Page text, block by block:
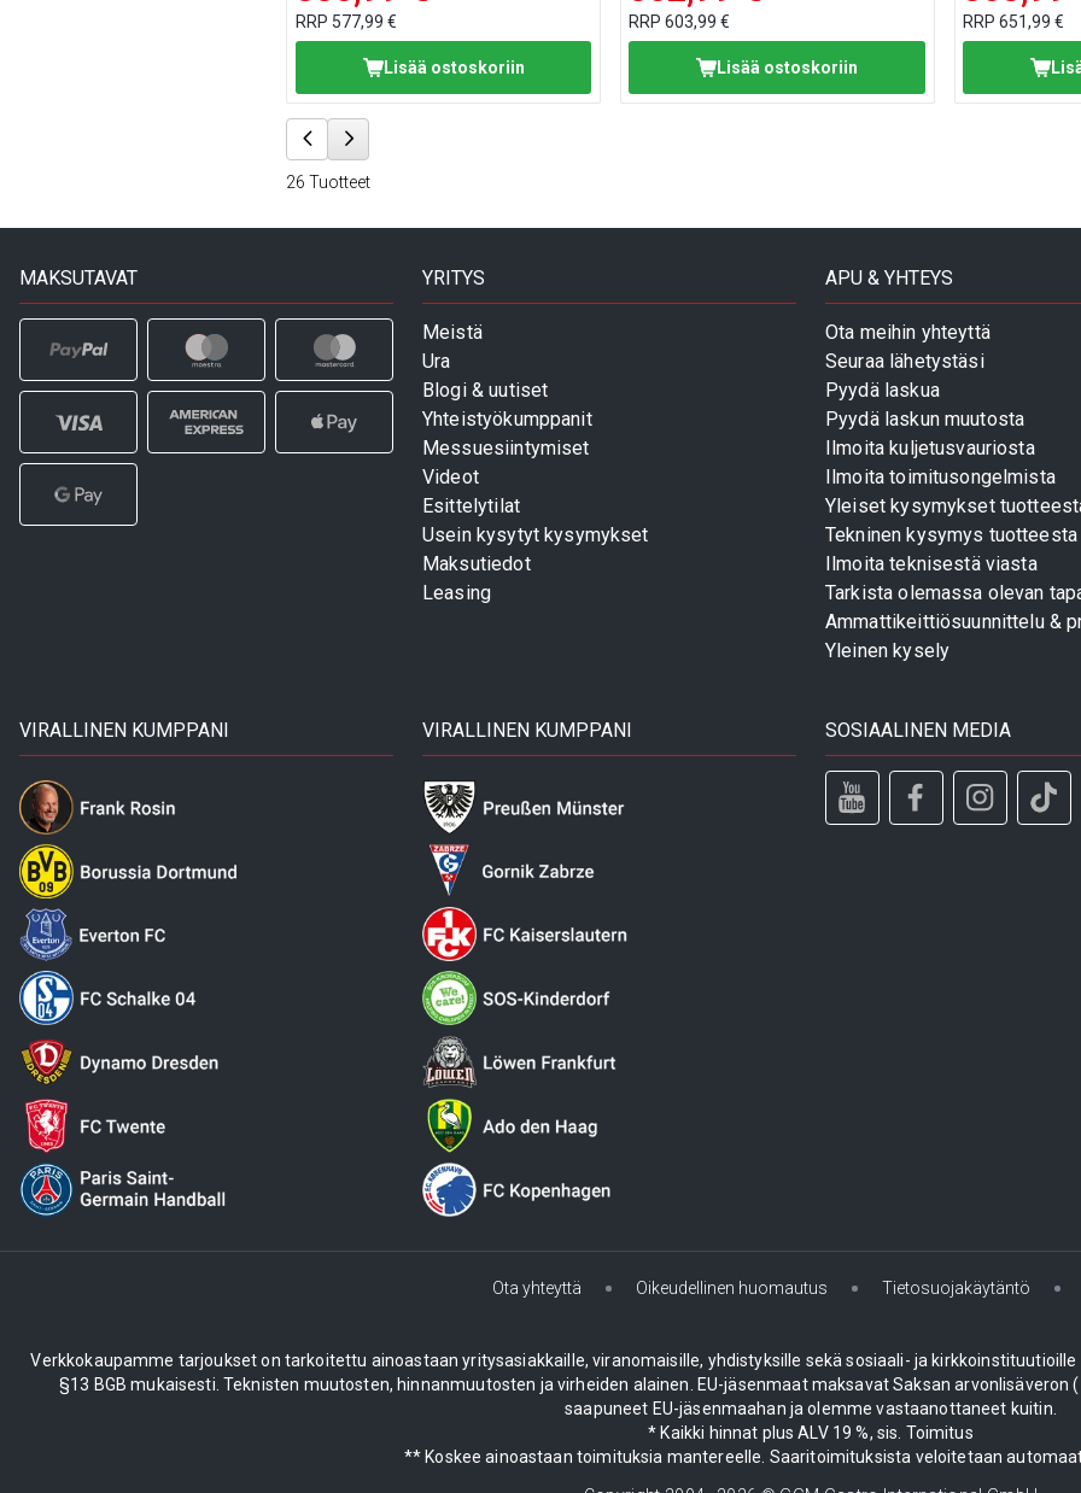
RRP 577,99 €
Lisää ostoskoriin
RRP603,99 €
Lisää ostoskoriin
RRP651,99 €
26 Tuotteet
MAKSUTAVAT YRITYS
Meistä
Ura
Blogi & uutiset
Yhteistyökumppanit
Messuesiintymiset
Videot
Esittelytilat
Usein kysytyt kysymykset
Maksutiedot
Leasing
APU & YHTEYS
Ota meihin yhteyttä
Seuraa lähetystäsi
Pyydä laskua
Pyydä laskun muutosta
Ilmoita kuljetusvauriosta
Ilmoita toimitusongelmista
Yleiset kysymykset
Tekninen kysymys tuotteesta
Ilmoita teknisestä viasta
Tarkista olemassa olevan
Ammattikeittiösuunnittelu &
Yleinen kysely
VIRALLINEN KUMPPANI VIRALLINEN KUMPPANI SOSIAALINEN MEDIA
Ota yhteyttä Oikeudellinen huomautus Tietosuojakäytäntö
Verkkokaupamme tarjoukset on tarkoitettu ainoastaan yritysasiakkaille, viranomaisille, yhdistyksille sekä sosiaali- ja
§13 BGB mukaisesti. Teknisten muutosten, hinnanmuutosten ja virheiden alainen. EU-jäsenmaat maksavat Saksan
saapuneet EU-jäsenmaahan ja olemme vastaanottaneet kuitin.
* Kaikki hinnat plus ALV 19 %, sis. Toimitus
** Koskee ainoastaan toimituksia mantereelle. Saaritoimituksista veloitetaan